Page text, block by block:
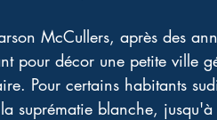
McCullers, après des
pour décor une petite ville
Pour certains habitants
suprématie blanche,